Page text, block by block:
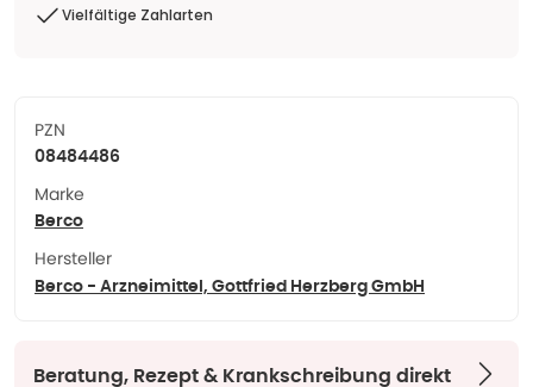
Vielfältige Zahlarten
PZN
08484486
Marke
Berco
Hersteller
Berco - Arzneimittel, Gottfried Herzberg GmbH
Beratung, Rezept & Krankschreibung direkt